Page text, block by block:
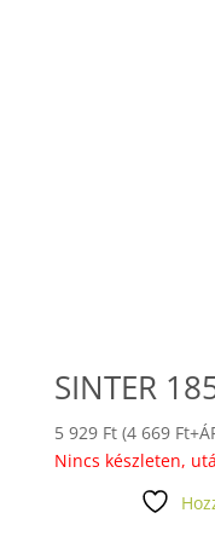
SINTER
5 929 Ft (4 669 Ft
Nincs készleten,